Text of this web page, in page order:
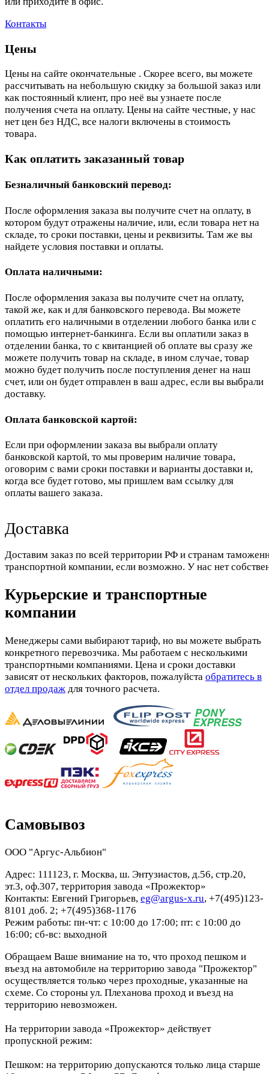
Контакты
Цены
Цены на сайте окончательные . Скорее всего, вы можете
рассчитывать на небольшую скидку за большой заказ или
как постоянный клиент, про неё вы узнаете после
получения счета на оплату. Цены на сайте честные, у нас
нет цен без НДС, все налоги включены в стоимость
товара.
Как оплатить заказанный товар
Безналичный банковский перевод:
После оформления заказа вы получите счет на оплату, в
котором будут отражены наличие, или, если товара нет на
складе, то сроки поставки, цены и реквизиты. Там же вы
найдете условия поставки и оплаты.
Оплата наличными:
После оформления заказа вы получите счет на оплату,
такой же, как и для банковского перевода. Вы можете
оплатить его наличными в отделении любого банка или с
помощью интернет-банкинга. Если вы оплатили заказ в
отделении банка, то с квитанцией об оплате вы сразу же
можете получить товар на складе, в ином случае, товар
можно будет получить после поступления денег на наш
счет, или он будет отправлен в ваш адрес, если вы выбрали
доставку.
Оплата банковской картой:
Если при оформлении заказа вы выбрали оплату
банковской картой, то мы проверим наличие товара,
оговорим с вами сроки поставки и варианты доставки и,
когда все будет готово, мы пришлем вам ссылку для
оплаты вашего заказа.
Доставка
Доставим заказ по всей территории РФ и странам
транспортной компании, если возможно. У нас нет
Курьерские и транспортные
компании
Менеджеры сами выбирают тариф, но вы можете выбрать
конкретного перевозчика. Мы работаем с несколькими
транспортными компаниями. Цена и сроки доставки
зависят от нескольких факторов, пожалуйста обратитесь в
отдел продаж для точного расчета.
Самовывоз
ООО "Аргус-Альбион"
Адрес: 111123, г. Москва, ш. Энтузиастов, д.56, стр.20,
эт.3, оф.307, территория завода «Прожектор»
Контакты: Евгений Григорьев, eg@argus-x.ru, +7(495)123-
8101 доб. 2; +7(495)368-1176
Режим работы: пн-чт: с 10:00 до 17:00; пт: с 10:00 до
16:00; сб-вс: выходной
Обращаем Ваше внимание на то, что проход пешком и
въезд на автомобиле на территорию завода "Прожектор"
осуществляется только через проходные, указанные на
схеме. Со стороны ул. Плеханова проход и въезд на
территорию невозможен.
На территории завода «Прожектор» действует
пропускной режим:
Пешком: на территорию допускаются только лица старше